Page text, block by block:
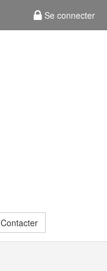
Se connecter
Contacter